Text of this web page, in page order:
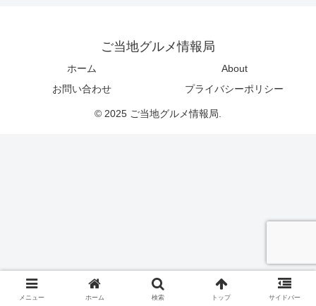
ご当地グルメ情報局
ホーム
About
お問い合わせ
プライバシーポリシー
© 2025 ご当地グルメ情報局.
メニュー ホーム 検索 トップ サイドバー